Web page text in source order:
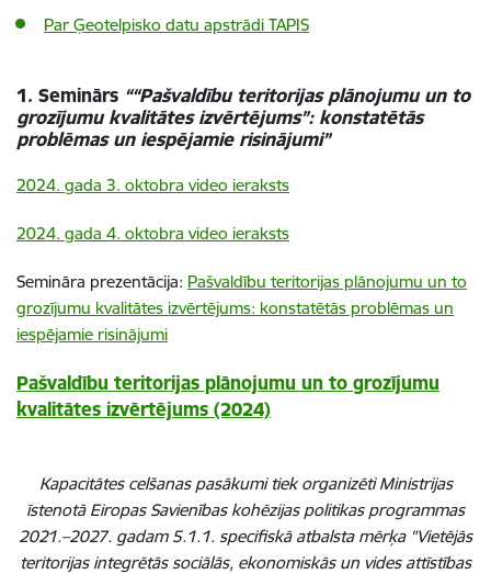
Par Ģeotelpisko datu apstrādi TAPIS
1. Seminārs ““Pašvaldību teritorijas plānojumu un to
grozījumu kvalitātes izvērtējums”: konstatētās
problēmas un iespējamie risinājumi”
2024. gada 3. oktobra video ieraksts
2024. gada 4. oktobra video ieraksts
Semināra prezentācija: Pašvaldību teritorijas plānojumu un to
grozījumu kvalitātes izvērtējums: konstatētās problēmas un
iespējamie risinājumi
Pašvaldību teritorijas plānojumu un to grozījumu
kvalitātes izvērtējums (2024)
Kapacitātes celšanas pasākumi tiek organizēti Ministrijas
īstenotā Eiropas Savienības kohēzijas politikas programmas
2021.–2027. gadam 5.1.1. specifiskā atbalsta mērķa "Vietējās
teritorijas integrētās sociālās, ekonomiskās un vides attīstības